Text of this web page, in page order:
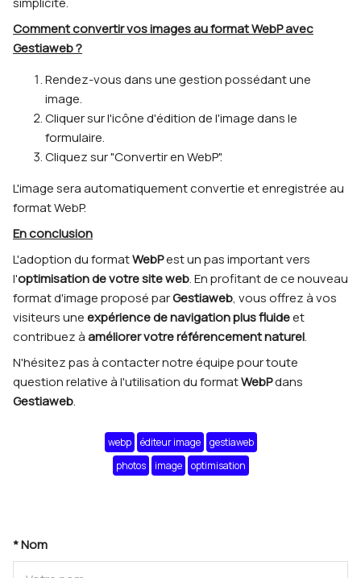
Comment convertir vos images au format WebP avec
Gestiaweb ?
Rendez-vous dans une gestion possédant une
image.
Cliquer sur l'icône d'édition de l'image dans le
formulaire.
Cliquez sur "Convertir en WebP".
L'image sera automatiquement convertie et enregistrée au
format WebP.
En conclusion
L'adoption du formatWebPest un pas important vers
l'optimisation de votre site web. En profitant de ce nouveau
format d'image proposé parGestiaweb, vous offrez à vos
visiteurs uneexpérience de navigation plus fluideet
contribuez àaméliorer votre référencement naturel.
N'hésitez pas à contacter notre équipe pour toute
question relative à l'utilisation du formatWebPdans
Gestiaweb.
webp éditeur image
gestiaweb
photos
image optimisation
* Nom